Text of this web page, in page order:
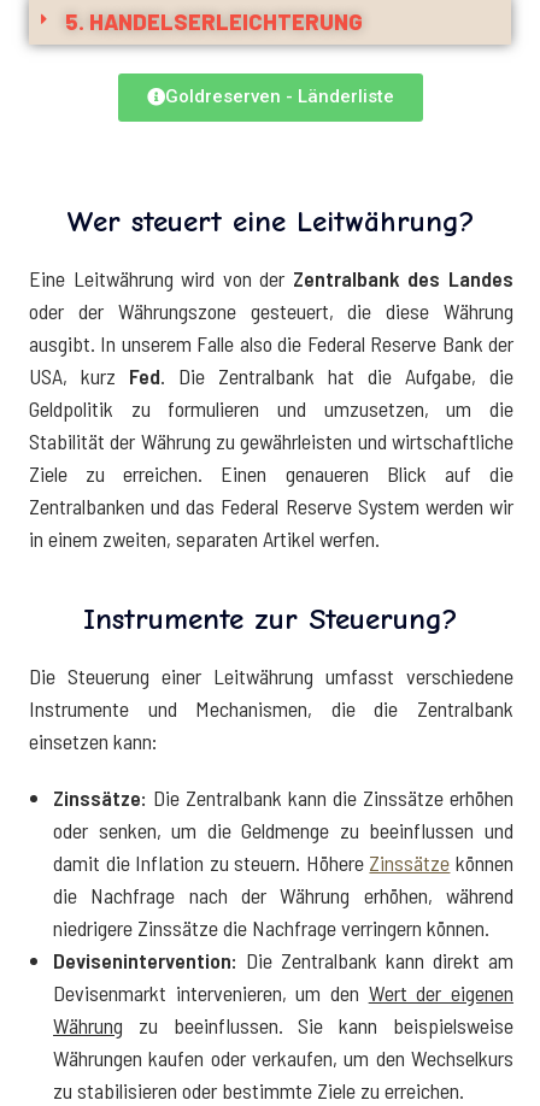
5. HANDELSERLEICHTERUNG
Goldreserven - Länderliste
Wer steuert eine Leitwährung?
Eine Leitwährung wird von der Zentralbank des Landes
oder der Währungszone gesteuert, die diese Währung
ausgibt. In unserem Falle also die Federal Reserve Bank der
USA, kurz Fed. Die Zentralbank hat die Aufgabe, die
Geldpolitik zu formulieren und umzusetzen, um die
Stabilität der Währung zu gewährleisten und wirtschaftliche
Ziele zu erreichen. Einen genaueren Blick auf die
Zentralbanken und das Federal Reserve System werden wir
in einem zweiten, separaten Artikel werfen.
Instrumente zur Steuerung?
Die Steuerung einer Leitwährung umfasst verschiedene
Instrumente und Mechanismen, die die Zentralbank
einsetzen kann:
Zinssätze: Die Zentralbank kann die Zinssätze erhöhen
oder senken, um die Geldmenge zu beeinflussen und
damit die Inflation zu steuern. Höhere Zinssätze können
die Nachfrage nach der Währung erhöhen, während
niedrigere Zinssätze die Nachfrage verringern können.
Devisenintervention: Die Zentralbank kann direkt am
Devisenmarkt intervenieren, um den Wert der eigenen
Währung zu beeinflussen. Sie kann beispielsweise
Währungen kaufen oder verkaufen, um den Wechselkurs
zu stabilisieren oder bestimmte Ziele zu erreichen.